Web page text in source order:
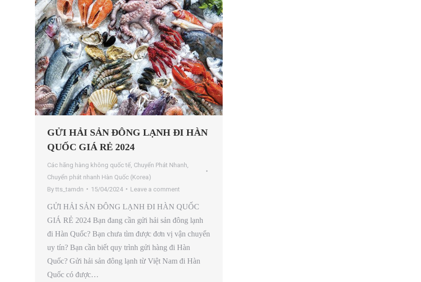
GỬI HẢI SẢN ĐÔNG LẠNH ĐI HÀN
QUỐC GIÁ RẺ 2024
Các hãng hàng không quốc tế Chuyển Phát Nhanh
Chuyển phát nhanh Hàn Quốc (Korea)
Bytts_tamdn 15/04/2024 Leave a comment
GỬI HẢI SẢN ĐÔNG LẠNH ĐI HÀN QUỐC
GIÁ RẺ 2024 Bạn đang cần gửi hải sản đông lạnh
đi Hàn Quốc? Bạn chưa tìm được đơn vị vận chuyển
uy tín? Bạn cần biết quy trình gửi hàng đi Hàn
Quốc? Gửi hải sản đông lạnh từ Việt Nam đi Hàn
Quốc có được…